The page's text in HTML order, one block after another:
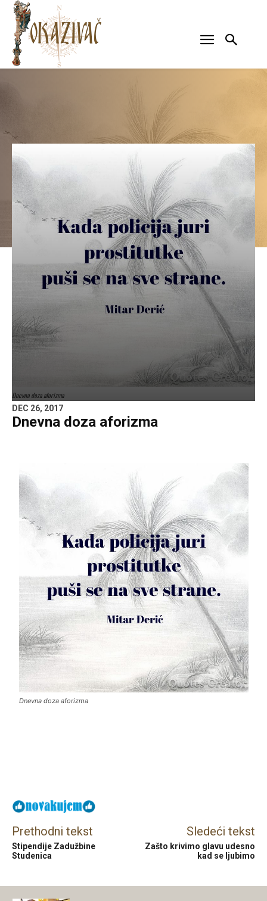
Dnevna doza aforizma
DEC 26, 2017
Dnevna doza aforizma
Dnevna doza aforizma
Prethodni tekst
Stipendije Zadužbine
Studenica
Sledeći tekst
Zašto krivimo glavu udesno
kad se ljubimo